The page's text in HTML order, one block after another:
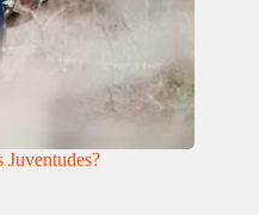
Juventudes?